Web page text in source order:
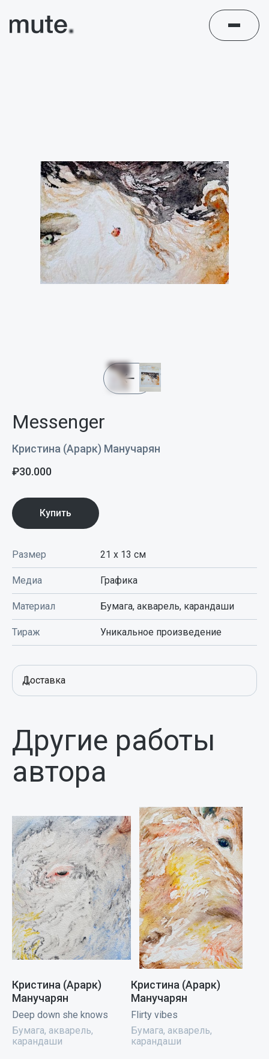
Messenger
Кристина (Арарк) Манучарян
₽30.000
Купить
Размер 21 x 13 см
Медиа Графика
Материал Бумага, акварель, карандаши
Тираж Уникальное произведение
Доставка
Другие работы
автора
Кристина (Арарк)
Манучарян
Deep down she knows
Бумага, акварель,
карандаши
Кристина (Арарк)
Манучарян
Flirty vibes
Бумага, акварель,
карандаши